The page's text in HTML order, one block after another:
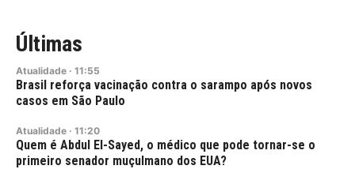
Últimas
Atualidade · 11:55
Brasil reforça vacinação contra o sarampo após novos
casos em São Paulo
Atualidade · 11:20
Quem é Abdul El-Sayed, o médico que pode tornar-se o
primeiro senador muçulmano dos EUA?